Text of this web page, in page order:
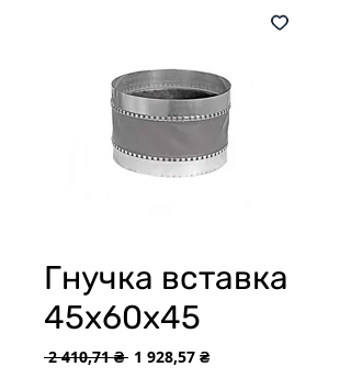
Гнучка вставка
45х60х45
2 410,71 ₴ Обычная
1 928,57 ₴Спеццена